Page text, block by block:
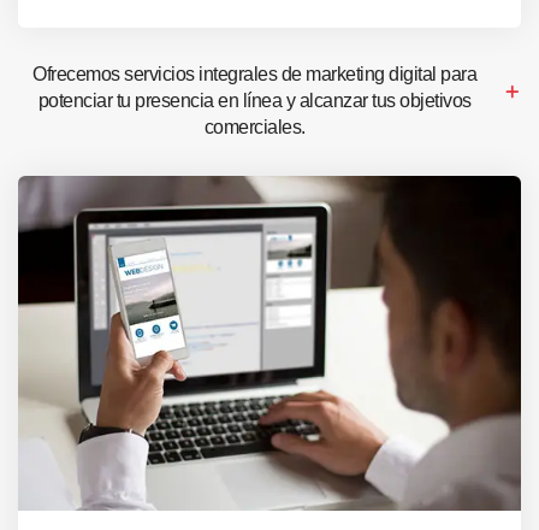
Ofrecemos servicios integrales de marketing digital para
potenciar tu presencia en línea y alcanzar tus objetivos
comerciales.